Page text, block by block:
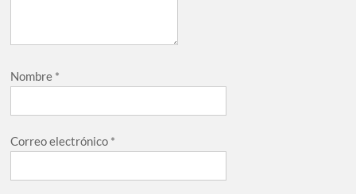
Nombre *
Correo electrónico *